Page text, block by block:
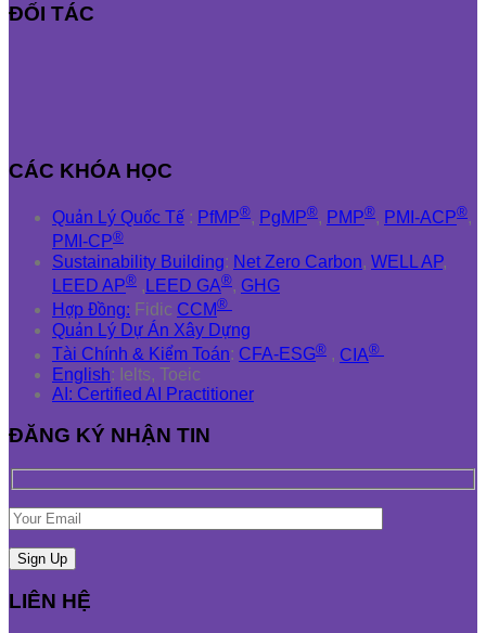
ĐỐI TÁC
CÁC KHÓA HỌC
Quản Lý Quốc Tế : PfMP®, PgMP®, PMP®, PMI-ACP®,
PMI-CP®
Sustainability Building: Net Zero Carbon, WELL AP,
LEED AP® , LEED GA®, GHG
Hợp Đồng: Fidic CCM®
Quản Lý Dự Án Xây Dựng
Tài Chính & Kiểm Toán: CFA-ESG® , CIA®
English: Ielts, Toeic
AI: Certified AI Practitioner
ĐĂNG KÝ NHẬN TIN
LIÊN HỆ